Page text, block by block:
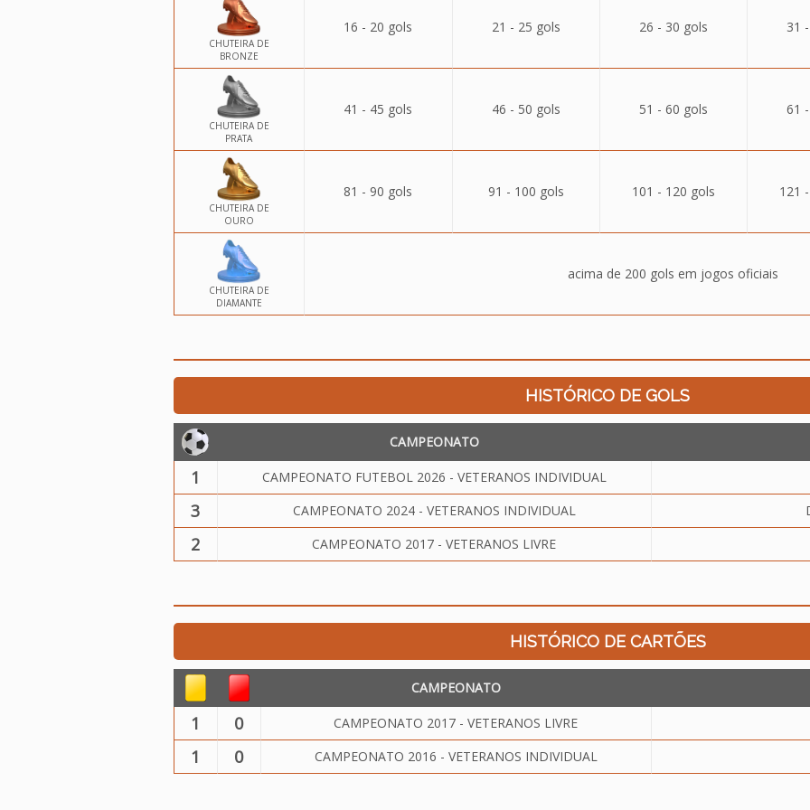
CHUTEIRA DE
BRONZE
16 - 20 gols 21 - 25 gols 26 - 30 gols 31
CHUTEIRA DE
PRATA
41 - 45 gols 46 - 50 gols 51 - 60 gols 61
CHUTEIRA DE
OURO
81 - 90 gols 91 - 100 gols 101 - 120 gols 121
CHUTEIRA DE
DIAMANTE
acima de 200 gols em jogos oficiais
HISTÓRICO DE GOLS
CAMPEONATO
1 CAMPEONATO FUTEBOL 2026 - VETERANOS INDIVIDUAL
3 CAMPEONATO 2024 - VETERANOS INDIVIDUAL
2 CAMPEONATO 2017 - VETERANOS LIVRE
HISTÓRICO DE CARTÕES
CAMPEONATO
1 0 CAMPEONATO 2017 - VETERANOS LIVRE
1 0 CAMPEONATO 2016 - VETERANOS INDIVIDUAL